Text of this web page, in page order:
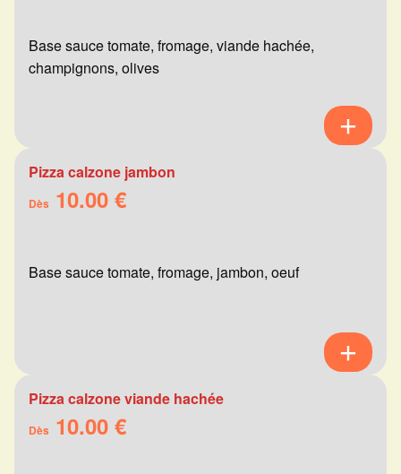
Base sauce tomate, fromage, viande hachée,
champignons, olives
Pizza calzone jambon
Dès 10.00 €
Base sauce tomate, fromage, jambon, oeuf
Pizza calzone viande hachée
Dès 10.00 €